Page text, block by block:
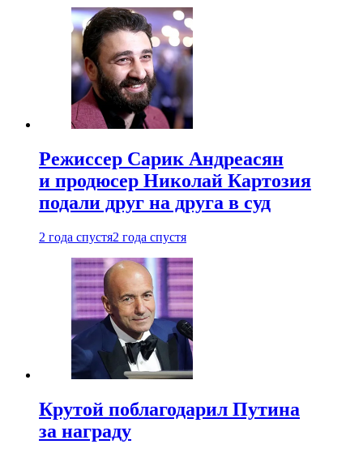
Режиссер Сарик Андреасян
и продюсер Николай Картозия
подали друг на друга в суд
2 года спустя2 года спустя
Крутой поблагодарил Путина
за награду